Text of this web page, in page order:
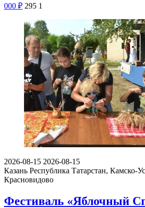
000 ₽ 295 1
2026-08-15 2026-08-15
Казань Республика Татарстан, Камско-
Красновидово
Фестиваль «Яблочный